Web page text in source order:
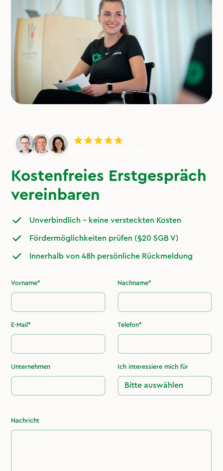
Kostenfreies Erstgespräch
vereinbaren
Unverbindlich – keine versteckten Kosten
Fördermöglichkeiten prüfen (§20 SGB V)
Innerhalb von 48h persönliche Rückmeldung
Vorname* Nachname*
E-Mail* Telefon*
Unternehmen Ich interessiere mich für
Nachricht